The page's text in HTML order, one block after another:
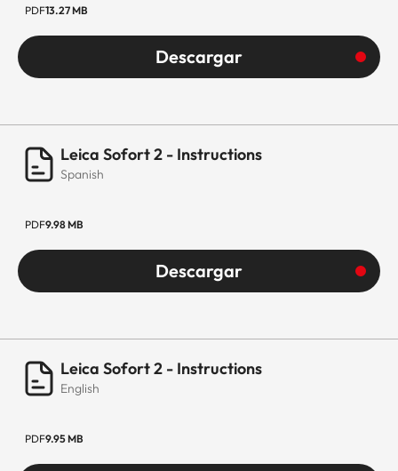
PDF13.27 MB
Descargar
Leica Sofort 2 - Instructions
Spanish
PDF9.98 MB
Descargar
Leica Sofort 2 - Instructions
English
PDF9.95 MB